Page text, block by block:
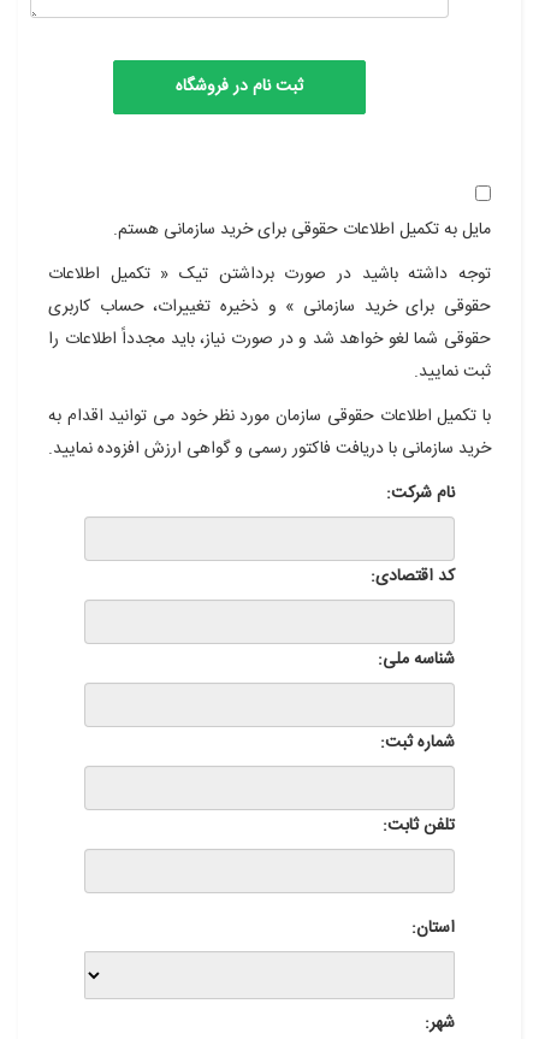
مایل به تکمیل اطلاعات حقوقی برای خرید سازمانی هستم.
توجه داشته باشید در صورت برداشتن تیک « تکمیل اطلاعات
حقوقی برای خرید سازمانی » و ذخیره تغییرات، حساب کاربری
حقوقی شما لغو خواهد شد و در صورت نیاز، باید مجدداً اطلاعات را
ثبت نمایید.
با تکمیل اطلاعات حقوقی سازمان مورد نظر خود می توانید اقدام به
خرید سازمانی با دریافت فاکتور رسمی و گواهی ارزش افزوده نمایید.
نام شرکت:
کد اقتصادی:
شناسه ملی:
شماره ثبت:
تلفن ثابت:
استان:
شهر: